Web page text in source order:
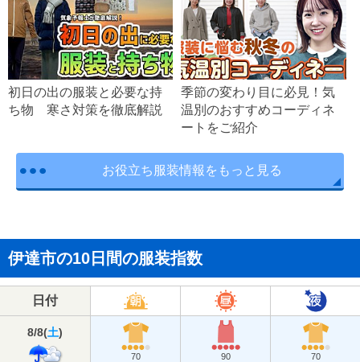
初日の出の服装と必要な持
ち物 寒さ対策を徹底解説
季節の変わり目に必見！気
温別のおすすめコーディネ
ートをご紹介
お役立ち服装情報をもっと見る
伊達市の10日間の服装指数
日付
8/8(土)
70 90 70